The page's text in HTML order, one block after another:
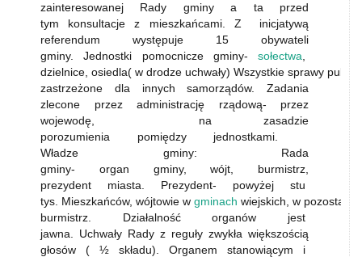
zainteresowanej Rady gminy a ta przed
tym konsultacje z mieszkańcami. Z inicjatywą
referendum występuje 15 obywateli
gminy. Jednostki pomocnicze gminy- sołectwa
dzielnice, osiedla( w drodze uchwały) Wszystkie sprawy
zastrzeżone dla innych samorządów. Zadania
zlecone przez administrację rządową- przez
wojewodę, na zasadzie
porozumienia pomiędzy jednostkami.
Władze gminy: Rada
gminy- organ gminy, wójt, burmistrz,
prezydent miasta. Prezydent- powyżej stu
tys. Mieszkańców, wójtowie w gminach wiejskich, w
burmistrz. Działalność organów jest
jawna. Uchwały Rady z reguły zwykła większością
głosów ( ½ składu). Organem stanowiącym i